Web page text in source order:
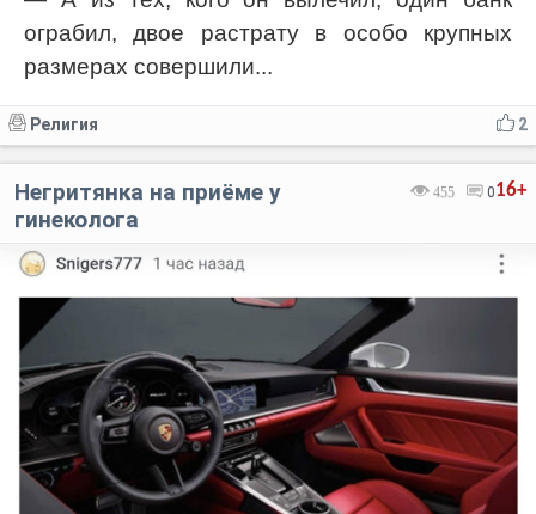
ограбил, двое растрату в особо крупных
размерах совершили...
2
Религия
16+
455 0
Негритянка на приёме у
гинеколога